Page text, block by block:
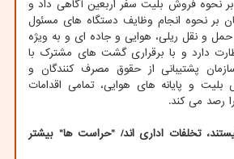
نحوه فروش بلیت سفر اربعین آگاهی داد و
بر نحوه انجام وظایف دستگاه های مسئول
و نقل ریلی، هوایی و جاده ای و به ویژه
دارد و با برقراری گشت های مشترک با
پشتیبانی از حقوق مصرف کنندگان و
و پایانه های هوایی، تمامی اقدامات
رصد می کند.
تخلفات اداری اند/ "حراست ها" بیشتر